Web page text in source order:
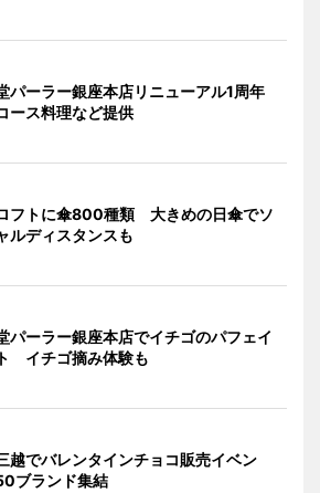
パーラー銀座本店リニューアル1周年
ース料理など提供
フトに傘800種類 大きめの日傘でソ
ルディスタンスも
パーラー銀座本店でイチゴのパフェイ
イチゴ摘み体験も
越でバレンタインチョコ販売イベン
ブランド集結